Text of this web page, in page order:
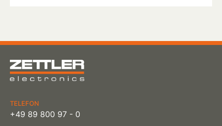
TELEFON
+49 89 800 97 - 0